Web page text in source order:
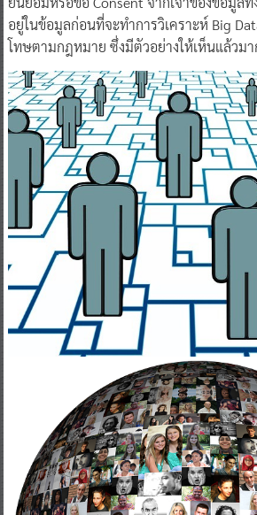
อยู่ในข้อมูลก่อนที่จะทำการวิเคราะห์ Big
โทษตามกฎหมาย ซึ่งมีตัวอย่างให้เห็นแล้วม